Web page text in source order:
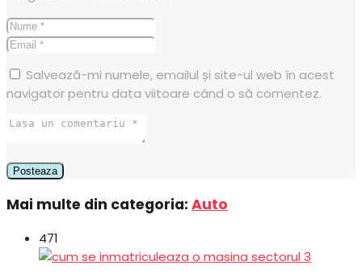
Salvează-mi numele, emailul și site-ul web în acest
navigator pentru data viitoare când o să comentez.
Mai multe din categoria: Auto
471